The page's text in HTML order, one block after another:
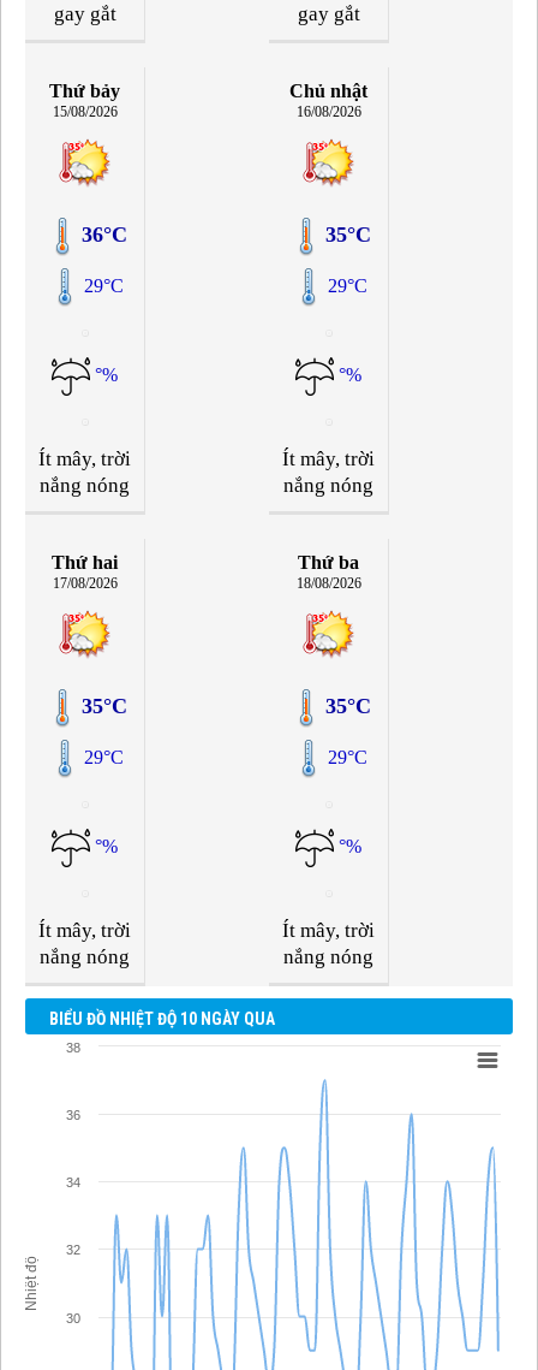
gay gắt gay gắt
Thứ bảy
15/08/2026
36°C
29°C
°%
Ít mây, trời
nắng nóng
Chủ nhật
16/08/2026
35°C
29°C
°%
Ít mây, trời
nắng nóng
Thứ hai
17/08/2026
35°C
29°C
°%
Ít mây, trời
nắng nóng
Thứ ba
18/08/2026
35°C
29°C
°%
Ít mây, trời
nắng nóng
BIỂU ĐỒ NHIỆT ĐỘ 10 NGÀY QUA
Nhiệt độ
30
32
34
36
38